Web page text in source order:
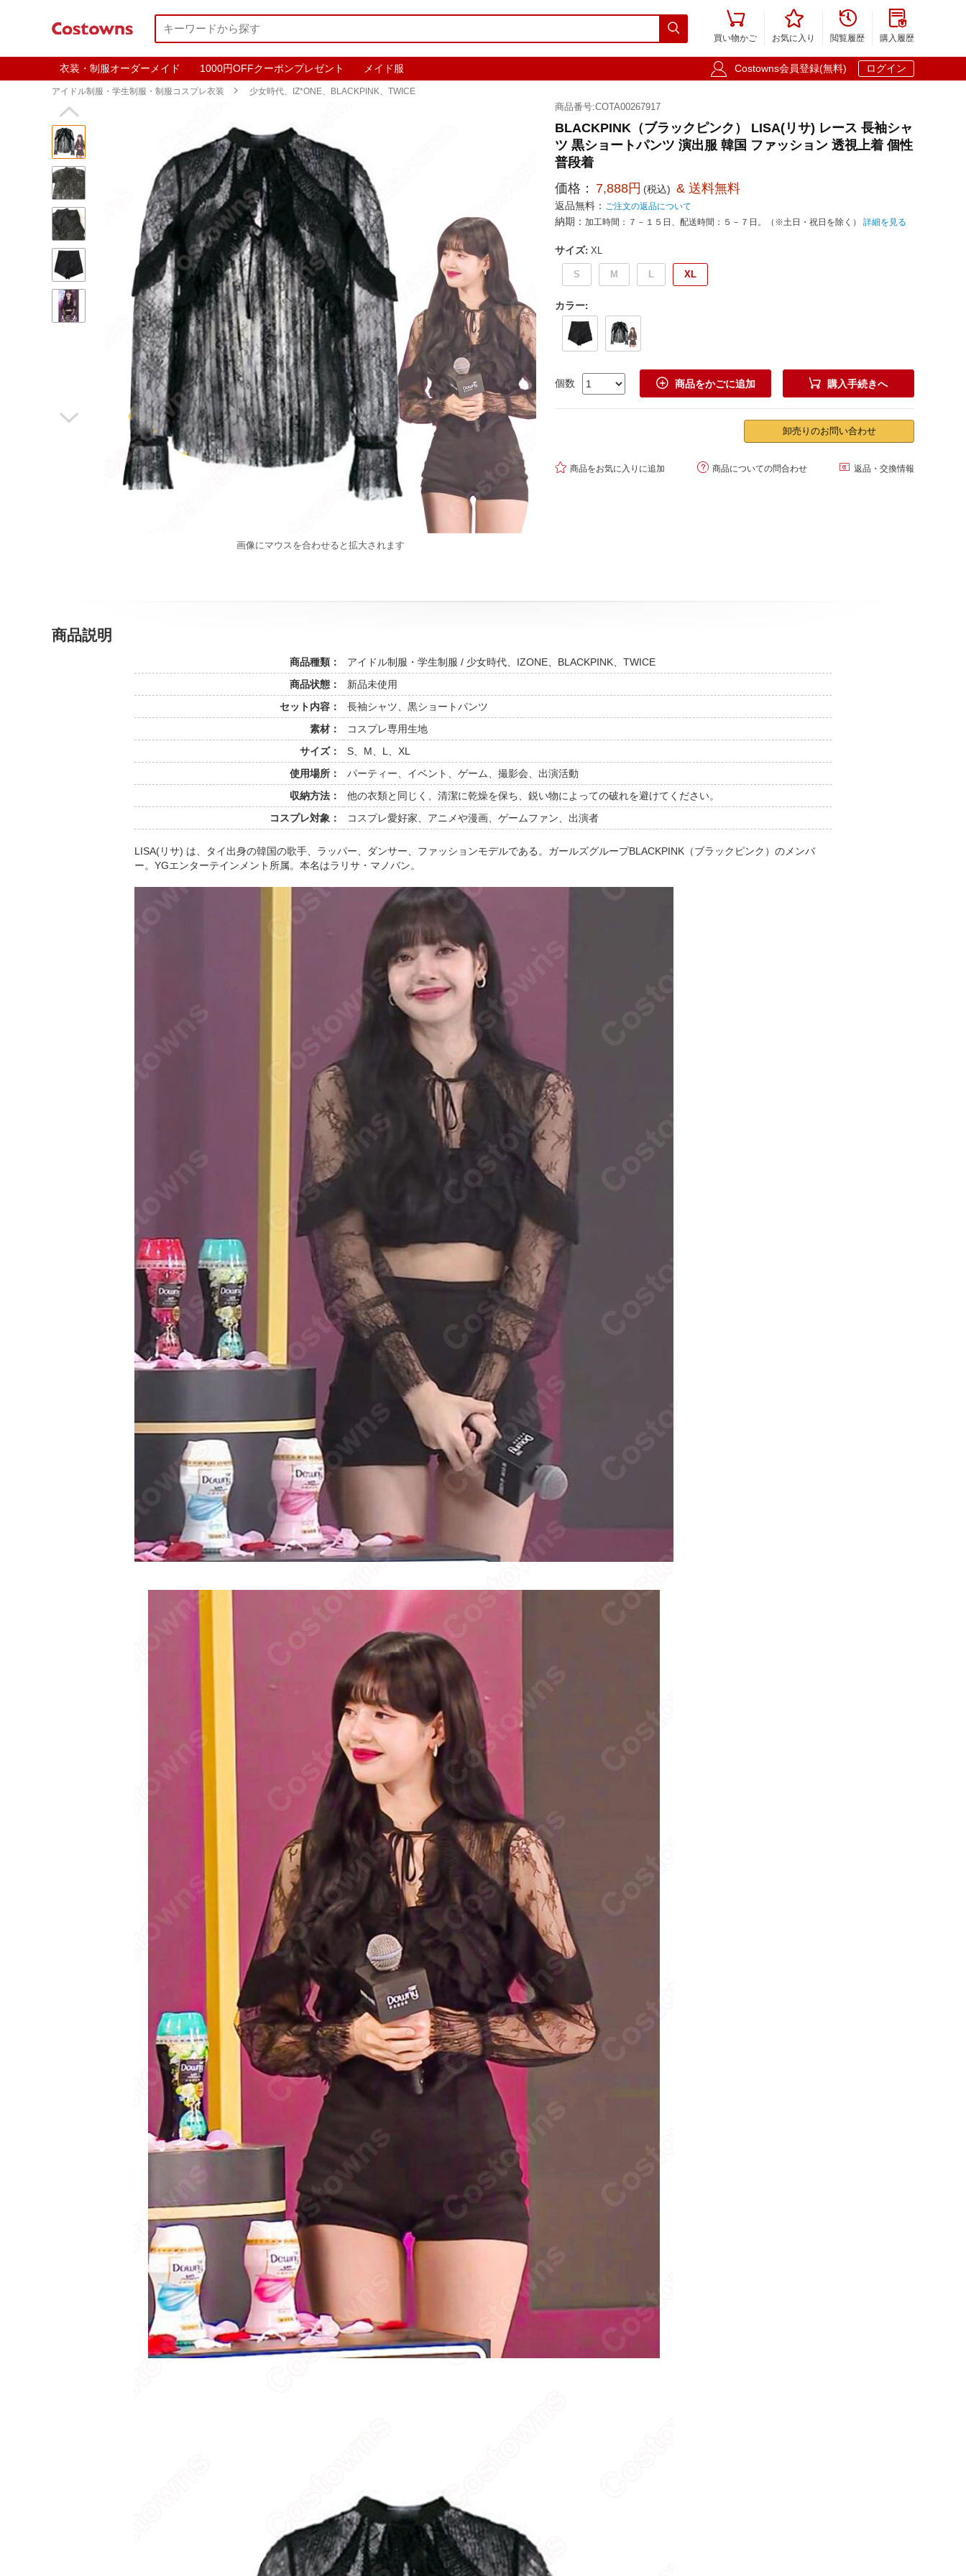


買い物かご

お気に入り

閲覧履歴

購入履歴
衣装・制服オーダーメイド 1000円OFFクーポンプレゼント メイド服  Costowns会員登録(無料) ログイン
アイドル制服・学生制服・制服コスプレ衣装  少女時代、IZ*ONE、BLACKPINK、TWICE


画像にマウスを合わせると拡大されます
商品番号:COTA00267917
BLACKPINK（ブラックピンク） LISA(リサ) レース 長袖シャ
ツ 黒ショートパンツ 演出服 韓国 ファッション 透視上着 個性
普段着
価格： 7,888円 (税込) & 送料無料
返品無料： ご注文の返品について
納期： 加工時間：７－１５日、配送時間：５－７日。（※土日・祝日を除く） 詳細を見る
サイズ: XL
S M L XL
カラー:
個数  商品をかごに追加  購入手続きへ
卸売りのお問い合わせ
 商品をお気に入りに追加  商品についての問合わせ  返品・交換情報
商品説明
商品種類：
アイドル制服・学生制服 / 少女時代、IZONE、BLACKPINK、TWICE
商品状態：
新品未使用
セット内容：
長袖シャツ、黒ショートパンツ
素材：
コスプレ専用生地
サイズ：
S、M、L、XL
使用場所：
パーティー、イベント、ゲーム、撮影会、出演活動
収納方法：
他の衣類と同じく、清潔に乾燥を保ち、鋭い物によっての破れを避けてください。
コスプレ対象：
コスプレ愛好家、アニメや漫画、ゲームファン、出演者
LISA(リサ) は、タイ出身の韓国の歌手、ラッパー、ダンサー、ファッションモデルである。ガールズグループBLACKPINK（ブラックピンク）のメンバ
ー。YGエンターテインメント所属。本名はラリサ・マノバン。